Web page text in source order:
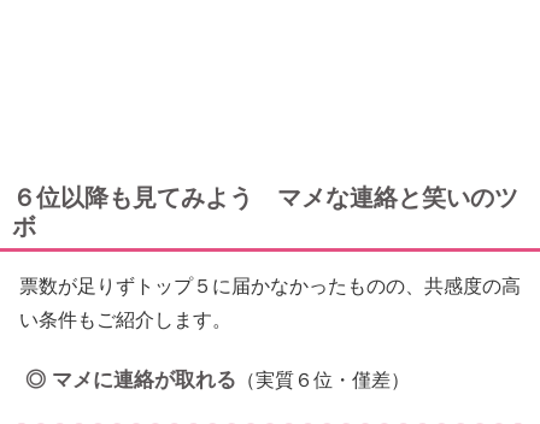
６位以降も見てみよう マメな連絡と笑いのツ
ボ
票数が足りずトップ５に届かなかったものの、共感度の高
い条件もご紹介します。
◎ マメに連絡が取れる （実質６位・僅差）